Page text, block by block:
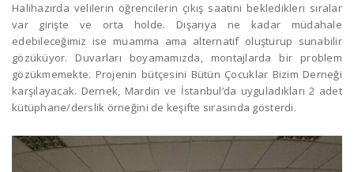
Halihazırda velilerin öğrencilerin çıkış saatini bekledikleri sıralar
var girişte ve orta holde. Dışarıya ne kadar müdahale
edebileceğimiz ise muamma ama alternatif oluşturup sunabilir
gözüküyor. Duvarları boyamamızda, montajlarda bir problem
gözükmemekte. Projenin bütçesini Bütün Çocuklar Bizim Derneği
karşılayacak. Dernek, Mardin ve İstanbul’da uyguladıkları 2 adet
kütüphane/derslik örneğini de keşifte sırasında gösterdi.